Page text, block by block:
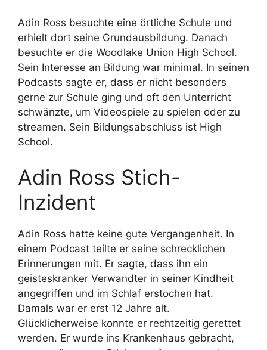
Adin Ross besuchte eine örtliche Schule und
erhielt dort seine Grundausbildung. Danach
besuchte er die Woodlake Union High School.
Sein Interesse an Bildung war minimal. In seinen
Podcasts sagte er, dass er nicht besonders
gerne zur Schule ging und oft den Unterricht
schwänzte, um Videospiele zu spielen oder zu
streamen. Sein Bildungsabschluss ist High
School.
Adin Ross Stich-
Inzident
Adin Ross hatte keine gute Vergangenheit. In
einem Podcast teilte er seine schrecklichen
Erinnerungen mit. Er sagte, dass ihn ein
geisteskranker Verwandter in seiner Kindheit
angegriffen und im Schlaf erstochen hat.
Damals war er erst 12 Jahre alt.
Glücklicherweise konnte er rechtzeitig gerettet
werden. Er wurde ins Krankenhaus gebracht,